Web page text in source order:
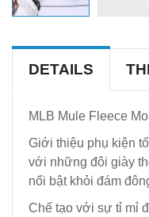
DETAILS
MLB Mule Fleece
Giới thiệu phụ kiện
với những đôi giày
nổi bật khỏi đám
Chế tạo với sự tỉ mỉ